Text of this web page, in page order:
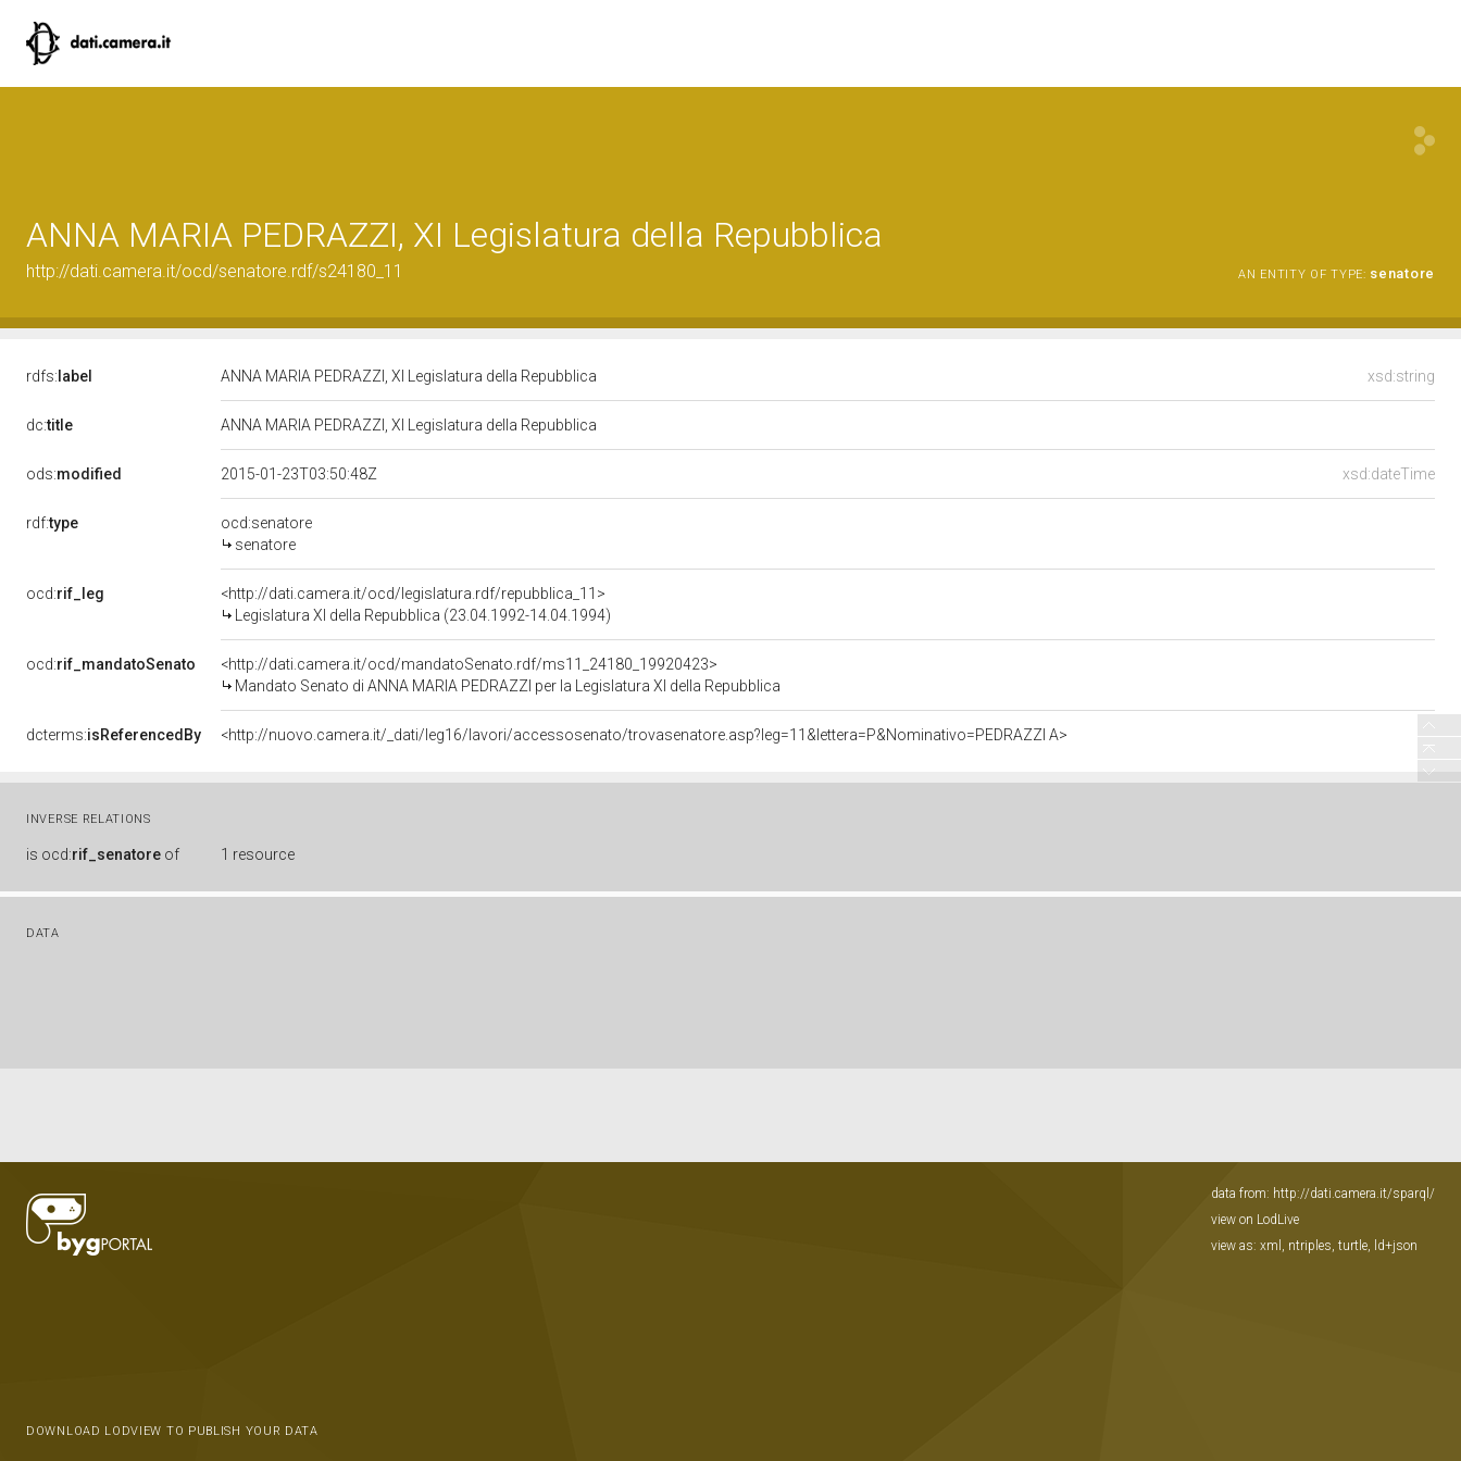
ANNA MARIA PEDRAZZI, XI Legislatura della Repubblica
http://dati.camera.it/ocd/senatore.rdf/s24180_11 AN ENTITY OF TYPE: senatore
rdfs: label xsd:string
ANNA MARIA PEDRAZZI, XI Legislatura della Repubblica
dc:title ANNA MARIA PEDRAZZI, XI Legislatura della Repubblica
ods:modified xsd:dateTime
2015-01-23T03:50:48Z
rdf:type
ocd:senatore
senatore
ocd:rif_leg
<http://dati.camera.it/ocd/legislatura.rdf/repubblica_11>
Legislatura XI della Repubblica (23.04.1992-14.04.1994)
ocd:rif_mandatoSenato
<http://dati.camera.it/ocd/mandatoSenato.rdf/ms11_24180_19920423>
Mandato Senato di ANNA MARIA PEDRAZZI per la Legislatura XI della Repubblica
dcterms:isReferencedBy <http://nuovo.camera.it/_dati/leg16/lavori/accessosenato/trovasenatore.asp?leg=11&lettera=P&Nominativo=PEDRAZZI A>
INVERSE RELATIONS
is ocd:rif_senatore of 1 resource
DATA
DOWNLOAD LODVIEW TO PUBLISH YOUR DATA
data from: http://dati.camera.it/sparql/
view on LodLive
view as: xml , ntriples, turtle, ld+json